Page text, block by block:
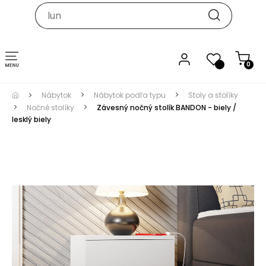
0
Toggle navigation
Nábytok Nábytok podľa typu
Stoly a stolíky
Nočné stolíky
Závesný nočný stolík BANDON - biely /
lesklý biely